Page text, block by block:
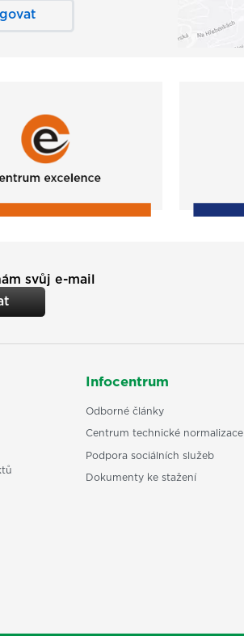
svůj e-mail
Infocentrum
Odborné články
Centrum technické normalizace
Podpora sociálních služeb
Dokumenty ke stažení